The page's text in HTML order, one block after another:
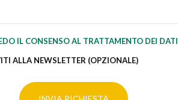
IL CONSENSO AL TRATTAMENTO DEI DATI
ALLA NEWSLETTER (OPZIONALE)